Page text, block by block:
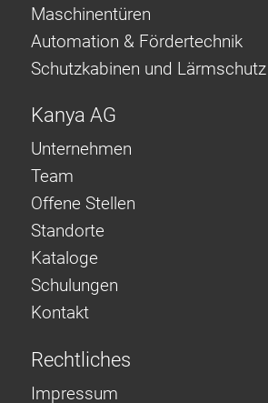
Maschinentüren
Automation & Fördertechnik
Schutzkabinen und Lärmschutz
Kanya AG
Unternehmen
Team
Offene Stellen
Standorte
Kataloge
Schulungen
Kontakt
Rechtliches
Impressum